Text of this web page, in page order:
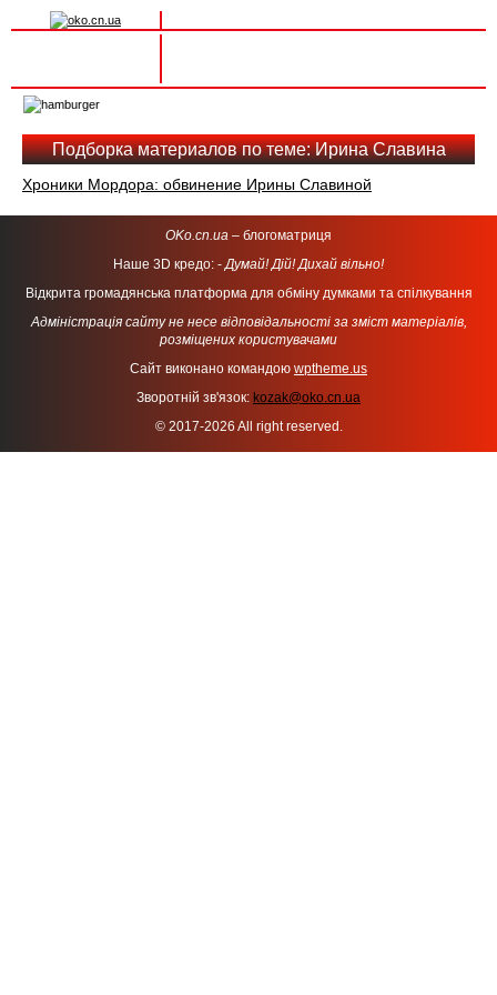
navigation
Подборка материалов по теме: Ирина Славина
Хроники Мордора: обвинение Ирины Славиной
OKo.cn.ua – блогоматриця
Наше 3D кредо: -Думай! Дій! Дихай вільно!
Відкрита громадянська платформа для обміну думками та спілкування
Адміністрація сайту не несе відповідальності за зміст матеріалів,
розміщених користувачами
Сайт виконано командою wptheme.us
Зворотній зв'язок: kozak@oko.cn.ua
© 2017-2026 All right reserved.